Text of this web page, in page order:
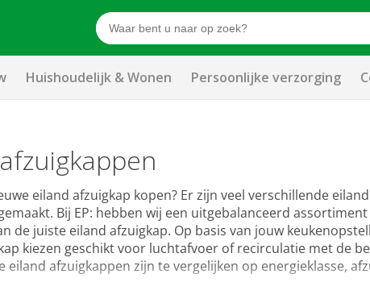
Huishoudelijk & Wonen Persoonlijke verzorging
eiland afzuigkap kopen? Er zijn veel verschillende
Bij EP: hebben wij een uitgebalanceerd
de juiste eiland afzuigkap. Op basis van jouw
kiezen geschikt voor luchtafvoer of recirculatie met de
eiland afzuigkappen zijn te vergelijken op energieklasse,